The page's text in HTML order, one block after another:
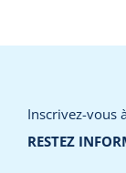
Inscrivez-vous
RESTEZ